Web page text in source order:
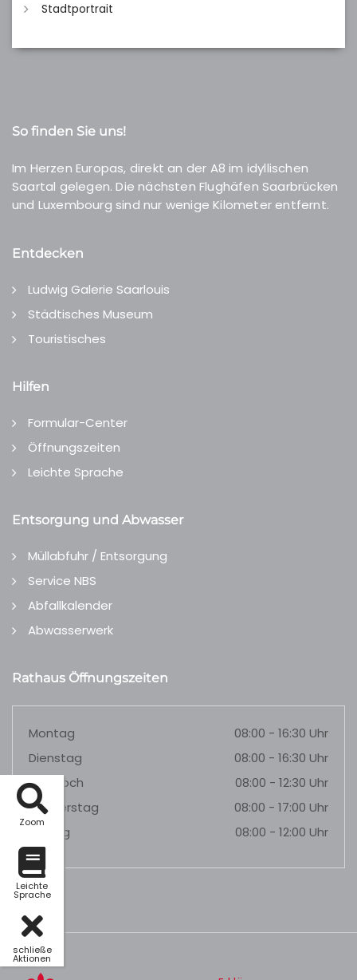
Zoom
Leichte
Sprache
schließe
Aktionen
Stadtportrait
So finden Sie uns!
Im Herzen Europas, direkt an der A8 im idyllischen
Saartal gelegen. Die nächsten Flughäfen Saarbrücken
und Luxembourg sind nur wenige Kilometer entfernt.
Entdecken
Ludwig Galerie Saarlouis
Städtisches Museum
Touristisches
Hilfen
Formular-Center
Öffnungszeiten
Leichte Sprache
Entsorgung und Abwasser
Müllabfuhr / Entsorgung
Service NBS
Abfallkalender
Abwasserwerk
Rathaus Öffnungszeiten
Montag
08:00 - 16:30 Uhr
Dienstag
08:00 - 16:30 Uhr
Mittwoch
08:00 - 12:30 Uhr
Donnerstag
08:00 - 17:00 Uhr
Freitag
08:00 - 12:00 Uhr